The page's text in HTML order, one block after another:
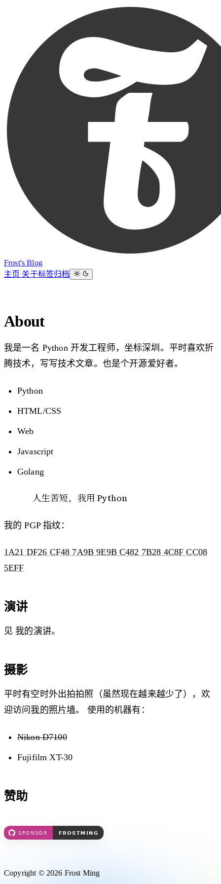
Frost's Blog
主页 关于标签归档
About
我是一名 Python 开发工程师，坐标深圳。平时喜欢折
腾技术，写写技术文章。也是个开源爱好者。
Python
HTML/CSS
Web
Javascript
Golang
人生苦短，我用 Python
我的 PGP 指纹：
1A21 DF26 CF48 7A9B 9E9B C482 7B28 4C8F CC08
5EFF
演讲
见 我的演讲。
摄影
平时有空时外出拍拍照（虽然现在越来越少了），欢
迎访问 我的照片墙。 使用的机器有：
Nikon D7100
Fujifilm XT-30
赞助
Copyright © 2026 Frost Ming